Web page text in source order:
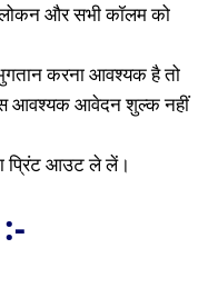
और सभी कॉलम को
करना आवश्यक है तो
आवश्यक आवेदन शुल्क नहीं
प्रिंट आउट ले लें।